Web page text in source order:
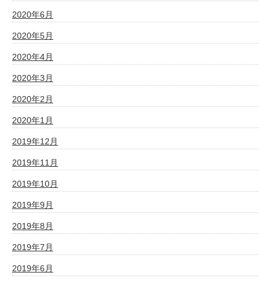
2020年6月
2020年5月
2020年4月
2020年3月
2020年2月
2020年1月
2019年12月
2019年11月
2019年10月
2019年9月
2019年8月
2019年7月
2019年6月